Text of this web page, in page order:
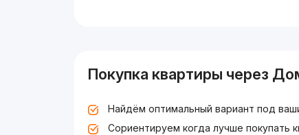
Покупка квартиры через
Найдём оптимальный вариант под
Сориентируем когда лучше покупать